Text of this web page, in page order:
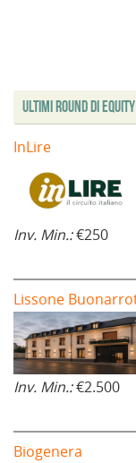
i
n
e
s
r
)
a
)
Ultimi Round di
InLire
Inv. Min.:€250
Lissone
Inv. Min.:€2.500
Biogenera